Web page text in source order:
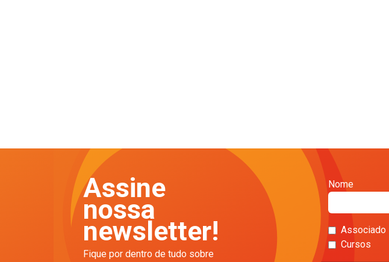
Assine
nossa
newsletter!
Fique por dentro de tudo sobre
Nome
Associado
Cursos